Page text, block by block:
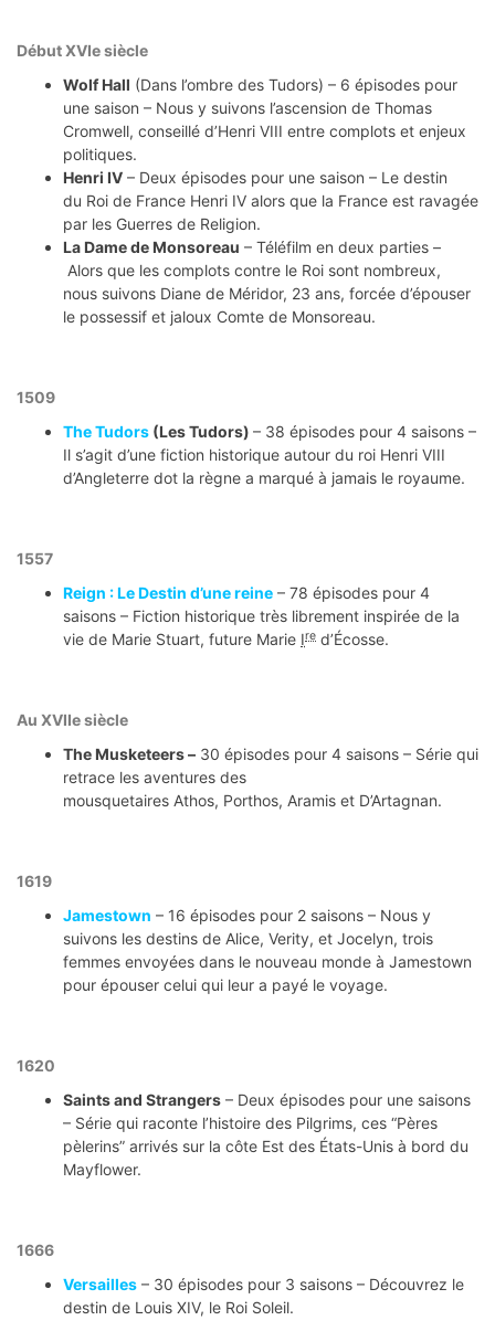
Début XVIe siècle
Wolf Hall (Dans l’ombre des Tudors) – 6 épisodes pour
une saison – Nous y suivons l’ascension de Thomas
Cromwell, conseillé d’Henri VIII entre complots et enjeux
politiques.
Henri IV – Deux épisodes pour une saison – Le destin
du Roi de France Henri IV alors que la France est ravagée
par les Guerres de Religion.
La Dame de Monsoreau – Téléfilm en deux parties –
Alors que les complots contre le Roi sont nombreux,
nous suivons Diane de Méridor, 23 ans, forcée d’épouser
le possessif et jaloux Comte de Monsoreau.
1509
The Tudors (Les Tudors) – 38 épisodes pour 4 saisons –
Il s’agit d’une fiction historique autour du roi Henri VIII
d’Angleterre dot la règne a marqué à jamais le royaume.
1557
Reign : Le Destin d’une reine – 78 épisodes pour 4
saisons – Fiction historique très librement inspirée de la
vie de Marie Stuart, future Marie Ire d’Écosse.
Au XVIIe siècle
The Musketeers – 30 épisodes pour 4 saisons – Série qui
retrace les aventures des
mousquetaires Athos, Porthos, Aramis et D’Artagnan.
1619
Jamestown – 16 épisodes pour 2 saisons – Nous y
suivons les destins de Alice, Verity, et Jocelyn, trois
femmes envoyées dans le nouveau monde à Jamestown
pour épouser celui qui leur a payé le voyage.
1620
Saints and Strangers – Deux épisodes pour une saisons
– Série qui raconte l’histoire des Pilgrims, ces “Pères
pèlerins” arrivés sur la côte Est des États-Unis à bord du
Mayflower.
1666
Versailles – 30 épisodes pour 3 saisons – Découvrez le
destin de Louis XIV, le Roi Soleil.